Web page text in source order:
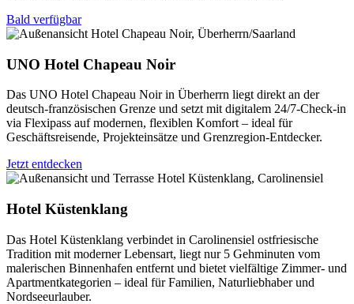
Bald verfügbar
UNO Hotel Chapeau Noir
Das UNO Hotel Chapeau Noir in Überherrn liegt direkt an der
deutsch-französischen Grenze und setzt mit digitalem 24/7-Check-in
via Flexipass auf modernen, flexiblen Komfort – ideal für
Geschäftsreisende, Projekteinsätze und Grenzregion-Entdecker.
Jetzt entdecken
Hotel Küstenklang
Das Hotel Küstenklang verbindet in Carolinensiel ostfriesische
Tradition mit moderner Lebensart, liegt nur 5 Gehminuten vom
malerischen Binnenhafen entfernt und bietet vielfältige Zimmer- und
Apartmentkategorien – ideal für Familien, Naturliebhaber und
Nordseeurlauber.